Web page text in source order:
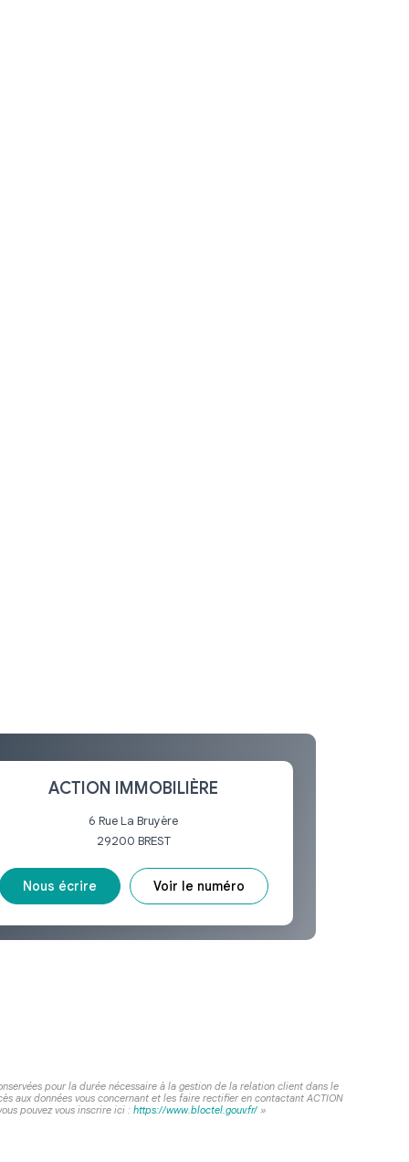
ACTION IMMOBILIÈRE
6 Rue La Bruyère
29200 BREST
Nous écrire Voir le numéro
pour la durée nécessaire à la gestion de la relation client dans le
aux données vous concernant et les faire rectifier en contactant ACTION
pouvez vous inscrire ici : https://www.bloctel.gouv.fr/ »